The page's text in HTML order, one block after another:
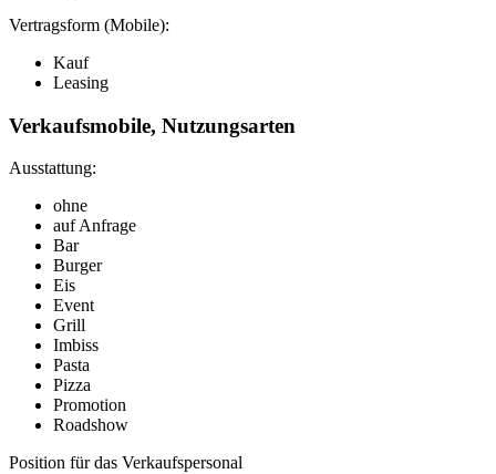
Vertragsform (Mobile):
Kauf
Leasing
Verkaufsmobile, Nutzungsarten
Ausstattung:
ohne
auf Anfrage
Bar
Burger
Eis
Event
Grill
Imbiss
Pasta
Pizza
Promotion
Roadshow
Position für das Verkaufspersonal